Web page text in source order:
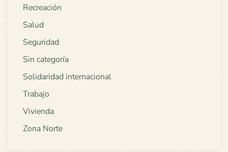
Recreación
Salud
Seguridad
Sin categoría
Solidaridad internacional
Trabajo
Vivienda
Zona Norte